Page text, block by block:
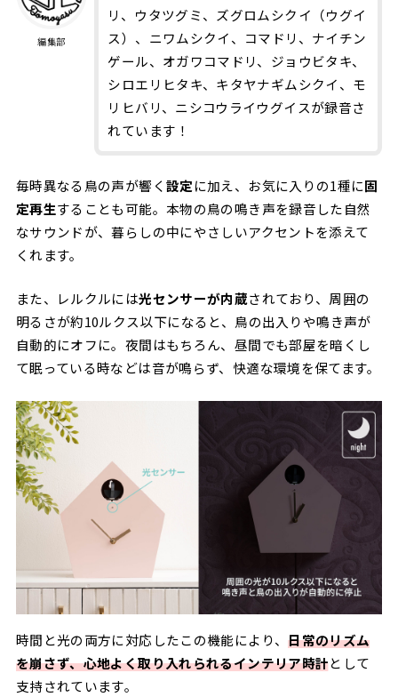
編集部
リ、ウタツグミ、ズグロムシクイ（ウグイ
ス）、ニワムシクイ、コマドリ、ナイチン
ゲール、オガワコマドリ、ジョウビタキ、
シロエリヒタキ、キタヤナギムシクイ、モ
リヒバリ、ニシコウライウグイスが録音さ
れています！
毎時異なる鳥の声が響く 設定に加え、お気に入りの1種に固
定再生することも可能。本物の鳥の鳴き声を録音した自然
なサウンドが、暮らしの中にやさしいアクセントを添えて
くれます。
また、レルクルには光センサーが内蔵されており、周囲の
明るさが約10ルクス以下になると、鳥の出入りや鳴き声が
自動的にオフに。夜間はもちろん、昼間でも部屋を暗くし
て眠っている時などは音が鳴らず、快適な環境を保てます。
時間と光の両方に対応したこの機能により、日常のリズム
を崩さず、心地よく取り入れられるインテリア時計として
支持されています。